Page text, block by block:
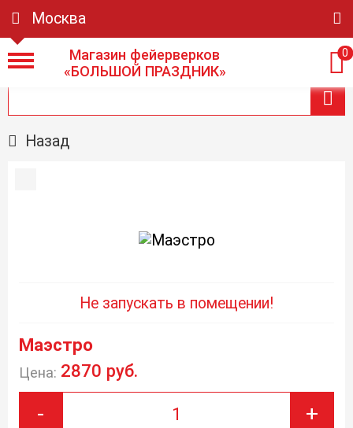
Москва
Магазин фейерверков
«БОЛЬШОЙ ПРАЗДНИК»
0
Назад
Не запускать в помещении!
Маэстро
Цена: 2870 руб.
- +